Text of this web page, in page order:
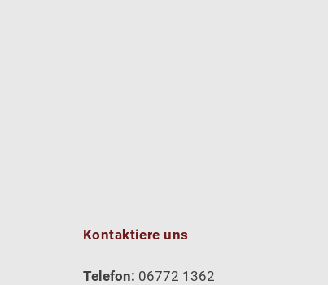
Kontaktiere uns
Telefon: 06772 1362